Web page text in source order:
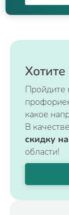
Пройдите
какое
В
скидку
области!